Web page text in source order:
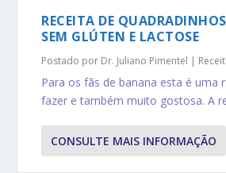
RECEITA DE
SEM GLÚTEN E LACTOSE
Postado por Dr. Juliano Pimentel |
Para os fãs de banana esta é uma
fazer e também muito gostosa. A
CONSULTE MAIS INFORMAÇÃO